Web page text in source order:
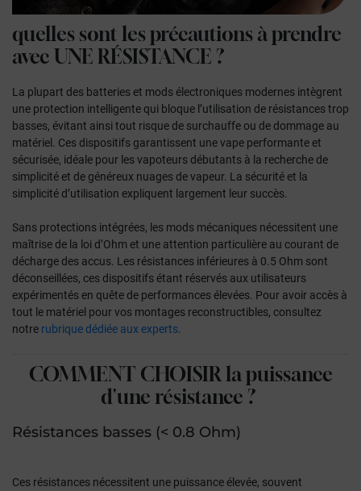
quelles sont les précautions à prendre
avec UNE RÉSISTANCE ?
La plupart des batteries et mods électroniques modernes intègrent
une protection intelligente qui bloque l’utilisation de résistances trop
basses, évitant ainsi tout risque de surchauffe ou de dommage au
matériel. Ces dispositifs garantissent une vape performante et
sécurisée, idéale pour lesvapoteurs débutants à la recherche de
simplicité et de généreux nuages de vapeur. La sécurité et la
simplicité d’utilisation expliquent largement leur succès.
Sans protections intégrées, les mods mécaniques nécessitent une
maîtrise de la loi d’Ohm et une attention particulière au courant de
décharge des accus. Les résistances inférieures à 0.5 Ohm sont
déconseillées, ces dispositifs étant réservés aux utilisateurs
expérimentés en quête de performances élevées. Pour avoir accès à
tout le matériel pour vos montages reconstructibles, consultez
notre rubrique dédiée aux experts.
COMMENT CHOISIR la puissance
d'une résistance ?
Résistances basses (< 0.8 Ohm)
Ces résistances nécessitent une puissance élevée, souvent